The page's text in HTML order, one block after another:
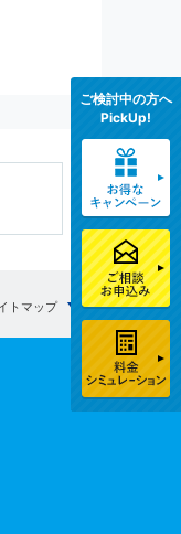
トマップ
ご検討中の方へ
PickUp!